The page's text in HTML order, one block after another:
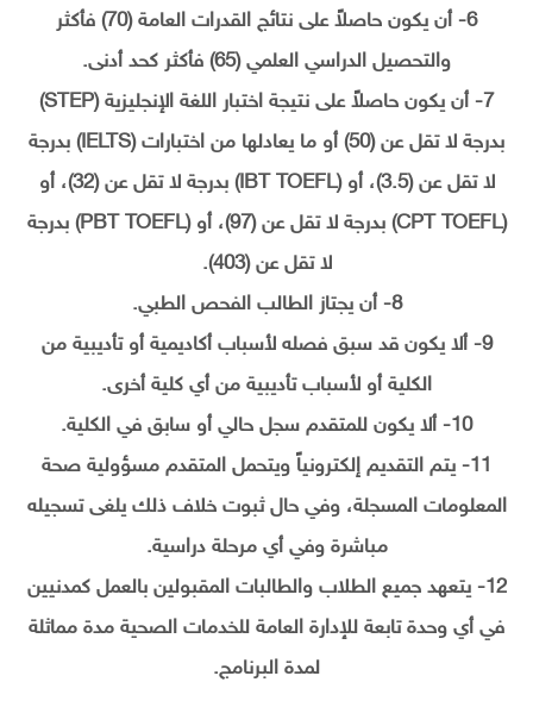
6- أن يكون حاصلاً على نتائج القدرات العامة (70) فأكثر
والتحصيل الدراسي العلمي (65) فأكثر كحد أدنى.
7- أن يكون حاصلاً على نتيجة اختبار اللغة الإنجليزية (STEP)
بدرجة لا تقل عن (50) أو ما يعادلها من اختبارات (IELTS) بدرجة
لا تقل عن (3.5)، أو (IBT TOEFL) بدرجة لا تقل عن (32)، أو
(CPT TOEFL) بدرجة لا تقل عن (97)، أو (PBT TOEFL) بدرجة
لا تقل عن (403).
8- أن يجتاز الطالب الفحص الطبي.
9- ألا يكون قد سبق فصله لأسباب أكاديمية أو تأديبية من
الكلية أو لأسباب تأديبية من أي كلية أخرى.
10- ألا يكون للمتقدم سجل حالي أو سابق في الكلية.
11- يتم التقديم إلكترونياً ويتحمل المتقدم مسؤولية صحة
المعلومات المسجلة، وفي حال ثبوت خلاف ذلك يلغى تسجيله
مباشرة وفي أي مرحلة دراسية.
12- يتعهد جميع الطلاب والطالبات المقبولين بالعمل كمدنيين
في أي وحدة تابعة للإدارة العامة للخدمات الصحية مدة مماثلة
لمدة البرنامج.